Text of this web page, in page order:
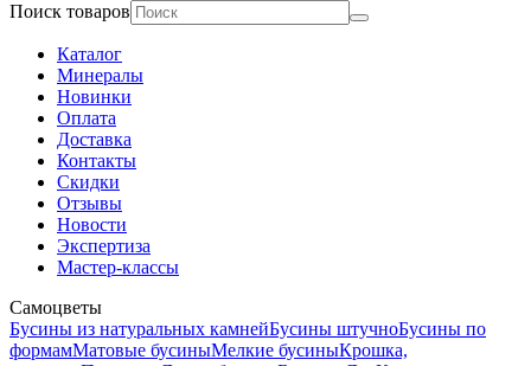
Поиск товаров
Каталог
Минералы
Новинки
Оплата
Доставка
Контакты
Скидки
Отзывы
Новости
Экспертиза
Мастер-классы
Самоцветы
Бусины из натуральных камнейБусины штучноБусины по
формамМатовые бусиныМелкие бусиныКрошка,